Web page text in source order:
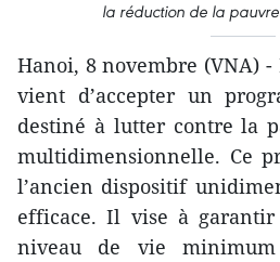
la réduction de la
Hanoi, 8 novembre (VNA)
vient d’accepter un
destiné à lutter contre la
multidimensionnelle. Ce
l’ancien dispositif
efficace. Il vise à
niveau de vie